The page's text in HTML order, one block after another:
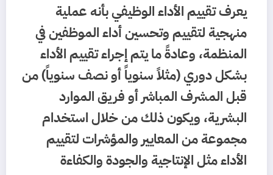
يعرف تقييم الأداء الوظيفي بأنه عملية
منهجية لتقييم وتحسين أداء الموظفين في
المنظمة، وعادةً ما يتم إجراء تقييم الأداء
بشكل دوري (مثلاً سنوياً أو نصف سنوياً) من
قبل المشرف المباشر أو فريق الموارد
البشرية، ويكون ذلك من خلال استخدام
مجموعة من المعايير والمؤشرات لتقييم
الأداء مثل الإنتاجية والجودة والكفاءة